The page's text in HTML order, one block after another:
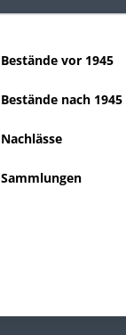
Bestände vor 1945
Bestände nach 1945
Nachlässe
Sammlungen